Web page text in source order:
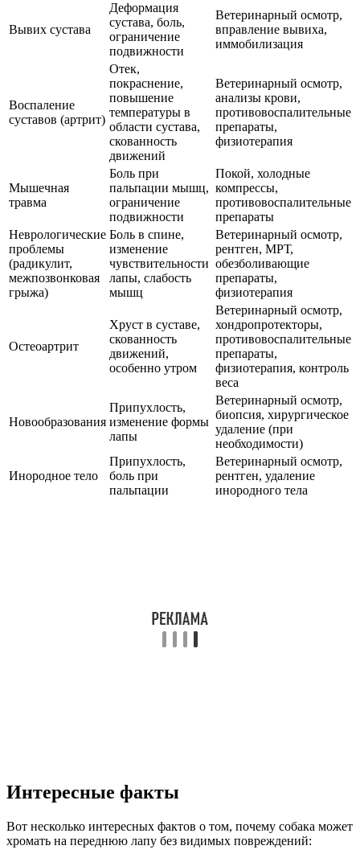
Вывих сустава
Деформация
сустава, боль,
ограничение
подвижности
Ветеринарный осмотр,
вправление вывиха,
иммобилизация
Воспаление
суставов (артрит)
Отек,
покраснение,
повышение
температуры в
области сустава,
скованность
движений
Ветеринарный осмотр,
анализы крови,
противовоспалительные
препараты,
физиотерапия
Мышечная
травма
Боль при
пальпации мышц,
ограничение
подвижности
Покой, холодные
компрессы,
противовоспалительные
препараты
Неврологические
проблемы
(радикулит,
межпозвонковая
грыжа)
Боль в спине,
изменение
чувствительности
лапы, слабость
мышц
Ветеринарный осмотр,
рентген, МРТ,
обезболивающие
препараты,
физиотерапия
Остеоартрит
Хруст в суставе,
скованность
движений,
особенно утром
Ветеринарный осмотр,
хондропротекторы,
противовоспалительные
препараты,
физиотерапия, контроль
веса
Новообразования
Припухлость,
изменение формы
лапы
Ветеринарный осмотр,
биопсия, хирургическое
удаление (при
необходимости)
Инородное тело
Припухлость,
боль при
пальпации
Ветеринарный осмотр,
рентген, удаление
инородного тела
Интересные факты
Вот несколько интересных фактов о том, почему собака может
хромать на переднюю лапу без видимых повреждений: